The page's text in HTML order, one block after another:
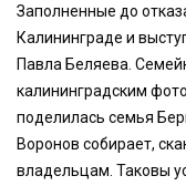
Заполненные до
Калининграде и
Павла Беляева.
калининградским
поделилась семья
Воронов собирает,
владельцам. Таковы